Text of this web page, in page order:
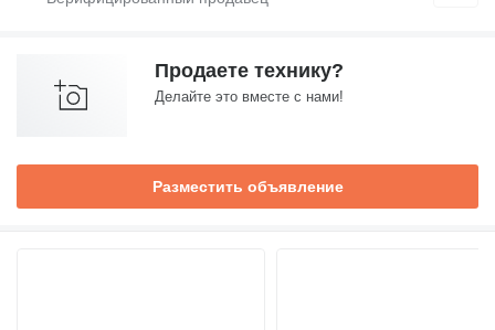
Продаете технику?
Делайте это вместе с нами!
Разместить объявление